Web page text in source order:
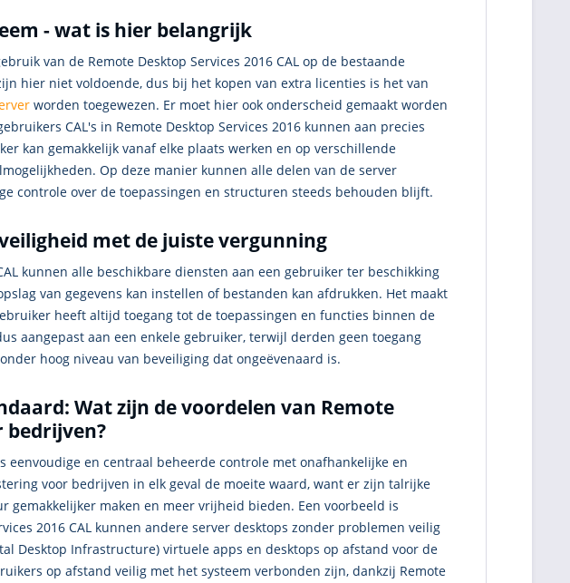
- wat is hier belangrijk
van de Remote Desktop Services 2016 CAL op de bestaande
hier niet voldoende, dus bij het kopen van extra licenties is het van
worden toegewezen. Er moet hier ook onderscheid gemaakt worden
CAL's in Remote Desktop Services 2016 kunnen aan precies
kan gemakkelijk vanaf elke plaats werken en op verschillende
Op deze manier kunnen alle delen van de server
controle over de toepassingen en structuren steeds behouden blijft.
met de juiste vergunning
kunnen alle beschikbare diensten aan een gebruiker ter beschikking
van gegevens kan instellen of bestanden kan afdrukken. Het maakt
heeft altijd toegang tot de toepassingen en functies binnen de
aangepast aan een enkele gebruiker, terwijl derden geen toegang
hoog niveau van beveiliging dat ongeëvenaard is.
Wat zijn de voordelen van Remote
bedrijven?
eenvoudige en centraal beheerde controle met onafhankelijke en
voor bedrijven in elk geval de moeite waard, want er zijn talrijke
gemakkelijker maken en meer vrijheid bieden. Een voorbeeld is
2016 CAL kunnen andere server desktops zonder problemen veilig
Desktop Infrastructure) virtuele apps en desktops op afstand voor de
op afstand veilig met het systeem verbonden zijn, dankzij Remote